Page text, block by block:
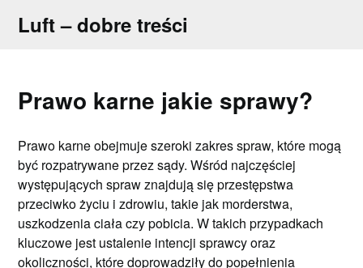
Luft – dobre treści
Prawo karne jakie sprawy?
Prawo karne obejmuje szeroki zakres spraw, które mogą
być rozpatrywane przez sądy. Wśród najczęściej
występujących spraw znajdują się przestępstwa
przeciwko życiu i zdrowiu, takie jak morderstwa,
uszkodzenia ciała czy pobicia. W takich przypadkach
kluczowe jest ustalenie intencji sprawcy oraz
okoliczności, które doprowadziły do popełnienia